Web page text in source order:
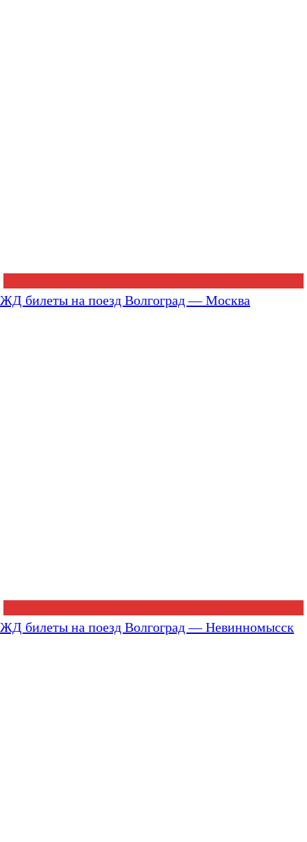
ЖД билеты на поезд Волгоград — Москва
ЖД билеты на поезд Волгоград — Невинномысск